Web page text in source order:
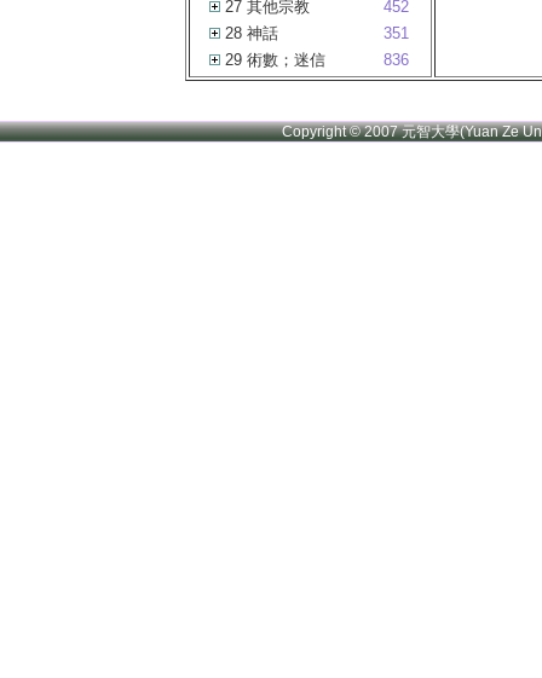
27 其他宗教
452
28 神話
351
29 術數；迷信
836
Copyright © 2007 元智大學(Yuan Ze